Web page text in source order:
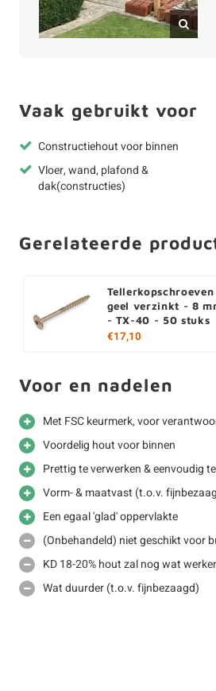
Vaak gebruikt voor
Constructiehout voor binnen
Vloer, wand, plafond &
dak(constructies)
Gerelateerde
Tellerkopschroeven
geel verzinkt - 8
- TX-40 - 50 stuks
€17,10
Voor en nadelen
Met FSC keurmerk, voor
Voordelig hout voor binnen
Prettig te verwerken & eenvoudig
Vorm- & maatvast (t.o.v.
Een egaal 'glad' oppervlakte
(Onbehandeld) niet geschikt voor
KD 18-20% hout zal nog wat
Wat duurder (t.o.v. fijnbezaagd)